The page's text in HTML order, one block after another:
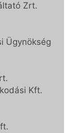
Zrt.
Ügynökség
Kft.